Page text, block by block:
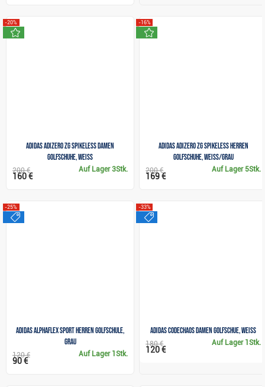
Adidas Adizero ZG Spikeless Damen
Golfschuhe, weiss
-20%
Auf Lager3Stk.
200 €
160 €
Adidas Adizero ZG Spikeless Herren
Golfschuhe, weiss/grau
-16%
Auf Lager 5Stk.
200 €
169 €
Adidas Alphaflex Sport Herren Golfschule,
grau
-25%
Auf Lager 1Stk.
120 €
90 €
Adidas Codechaos Damen Golfschue, weiss
-33%
Auf Lager 1Stk.
180 €
120 €